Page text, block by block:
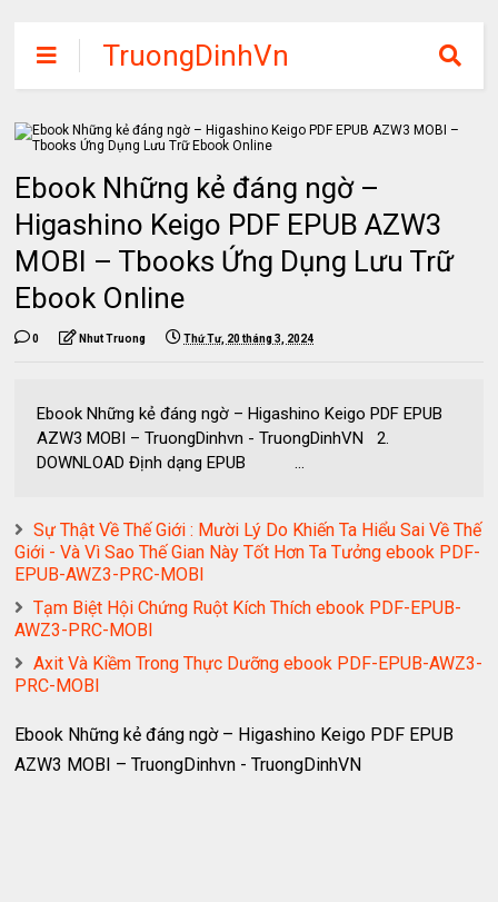
TruongDinhVn
Chia sẽ ebook,
các khóa học,
phần mềm học
tập miễn phí
Ebook Những kẻ đáng ngờ –
Higashino Keigo PDF EPUB AZW3
MOBI – Tbooks Ứng Dụng Lưu Trữ
Ebook Online
0 Nhut Truong Thứ Tư, 20 tháng 3, 2024
Ebook Những kẻ đáng ngờ – Higashino Keigo PDF EPUB
AZW3 MOBI – TruongDinhvn - TruongDinhVN 2.
DOWNLOAD Định dạng EPUB ...
Sự Thật Về Thế Giới : Mười Lý Do Khiến Ta Hiểu Sai Về Thế
Giới - Và Vì Sao Thế Gian Này Tốt Hơn Ta Tưởng ebook PDF-
EPUB-AWZ3-PRC-MOBI
Tạm Biệt Hội Chứng Ruột Kích Thích ebook PDF-EPUB-
AWZ3-PRC-MOBI
Axit Và Kiềm Trong Thực Dưỡng ebook PDF-EPUB-AWZ3-
PRC-MOBI
Ebook Những kẻ đáng ngờ – Higashino Keigo PDF EPUB
AZW3 MOBI – TruongDinhvn - TruongDinhVN